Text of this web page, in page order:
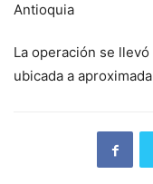
La operación se
ubicada a